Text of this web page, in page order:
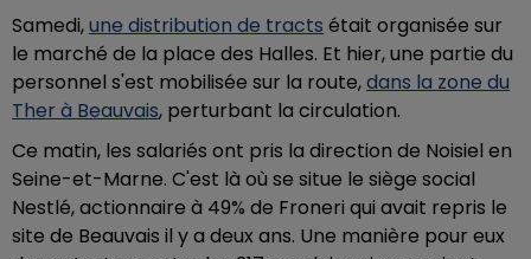
Samedi,une distribution de tracts était organisée sur
le marché de la place des Halles. Et hier, une partie du
personnel s'est mobilisée sur la route,dans la zone du
Ther à Beauvais, perturbant la circulation.
Ce matin, les salariés ont pris la direction de Noisiel en
Seine-et-Marne. C'est là où se situe le siège social
Nestlé,actionnaire à 49% de Froneri qui avait repris le
site de Beauvais il y a deux ans. Une manière pour eux